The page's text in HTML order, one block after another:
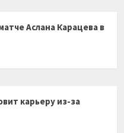
Аслана Карацева в
карьеру из-за